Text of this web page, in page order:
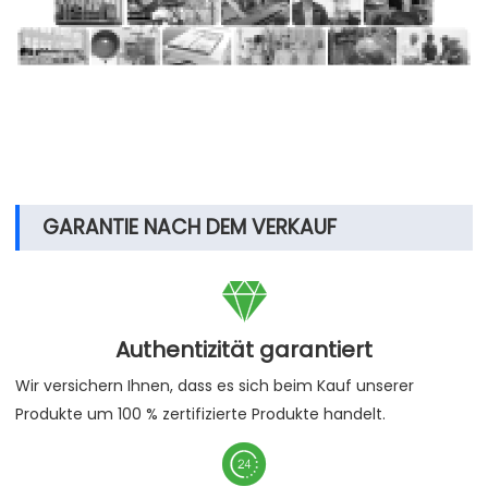
GARANTIE NACH DEM VERKAUF

Authentizität garantiert
Wir versichern Ihnen, dass es sich beim Kauf unserer
Produkte um 100 % zertifizierte Produkte handelt.
